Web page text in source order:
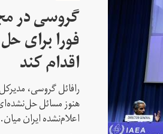
گروسی در
فورا برای
اقدام کند
رافائل گروسی، مدیرکل
هنوز مسائل
اعلام‌نشده ایران